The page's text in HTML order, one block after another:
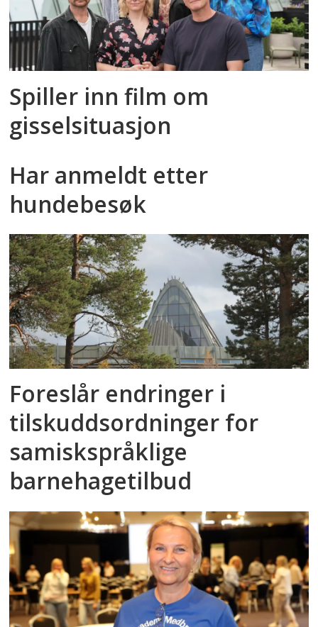
Spiller inn film om
gisselsituasjon
Har anmeldt etter
hundebesøk
Foreslår endringer i
tilskuddsordninger for
samiskspråklige
barnehagetilbud